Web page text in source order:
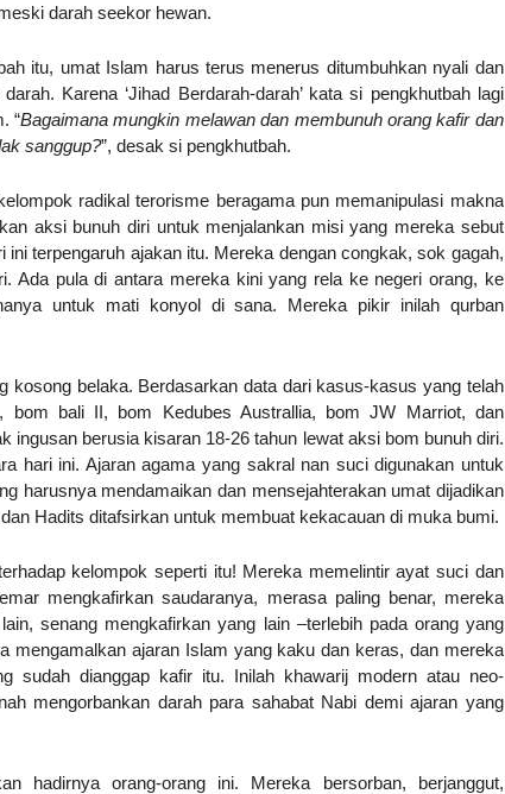
darah seekor hewan.
itu, umat Islam harus terus menerus ditumbuhkan nyali dan
Karena ‘Jihad Berdarah-darah’ kata si pengkhutbah lagi
“Bagaimana mungkin melawan dan membunuh orang kafir dan
sanggup?”, desak si pengkhutbah.
radikal terorisme beragama pun memanipulasi makna
aksi bunuh diri untuk menjalankan misi yang mereka sebut
ini terpengaruh ajakan itu. Mereka dengan congkak, sok gagah,
Ada pula di antara mereka kini yang rela ke negeri orang, ke
untuk mati konyol di sana. Mereka pikir inilah qurban
kosong belaka. Berdasarkan data dari kasus-kasus yang telah
bom bali II, bom Kedubes Australlia, bom JW Marriot, dan
ingusan berusia kisaran 18-26 tahun lewat aksi bom bunuh diri.
hari ini. Ajaran agama yang sakral nan suci digunakan untuk
harusnya mendamaikan dan mensejahterakan umat dijadikan
Hadits ditafsirkan untuk membuat kekacauan di muka bumi.
kelompok seperti itu! Mereka memelintir ayat suci dan
mengkafirkan saudaranya, merasa paling benar, mereka
lain, senang mengkafirkan yang lain –terlebih pada orang yang
mengamalkan ajaran Islam yang kaku dan keras, dan mereka
sudah dianggap kafir itu. Inilah khawarij modern atau neo-
mengorbankan darah para sahabat Nabi demi ajaran yang
hadirnya orang-orang ini. Mereka bersorban, berjanggut,